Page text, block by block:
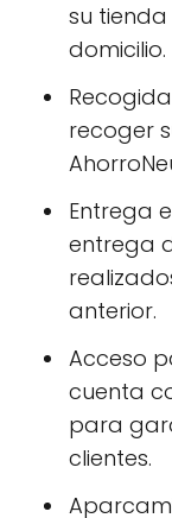
su
domicilio.
recoger
Entrega
entrega
anterior.
Acceso
cuenta
para
clientes.